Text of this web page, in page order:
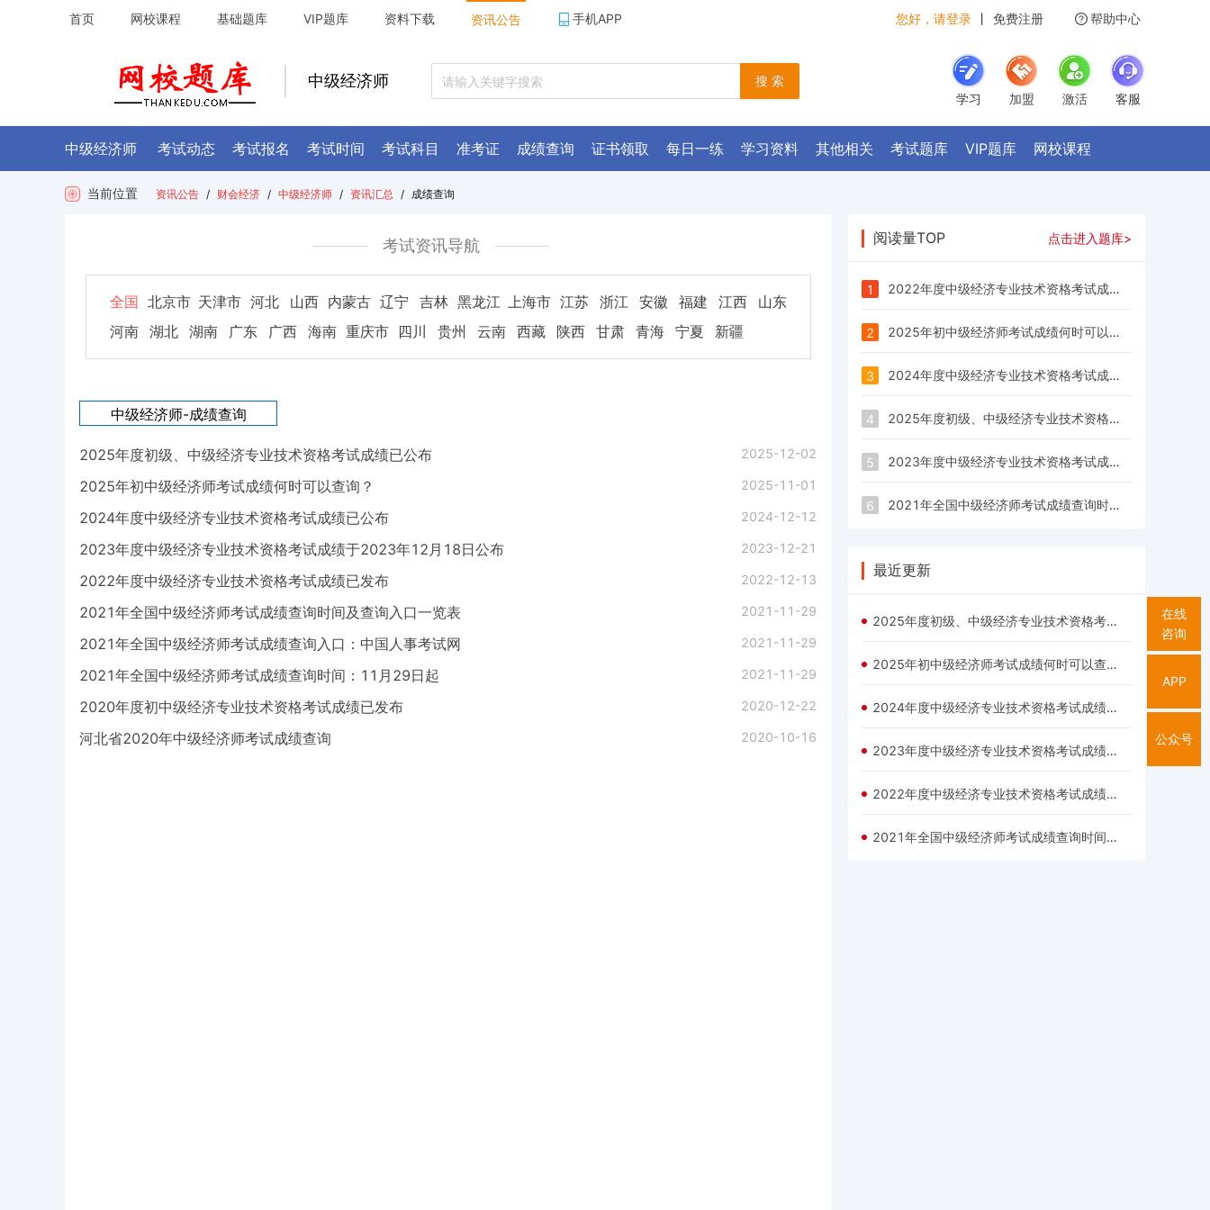
首页 网校课程 基础题库 VIP题库 资料下载 资讯公告 手机APP 您好，请登录 丨 免费注册 帮助中心
在线
咨询
APP
公众号
中级经济师
搜 索
学习
加盟 激活 客服
中级经济师 考试动态 考试报名 考试时间 考试科目 准考证 成绩查询 证书领取 每日一练 学习资料 其他相关 考试题库 VIP题库 网校课程
当前位置 资讯公告 / 财会经济 / 中级经济师 / 资讯汇总 / 成绩查询
考试资讯导航
全国 北京市 天津市 河北 山西 内蒙古 辽宁 吉林 黑龙江 上海市 江苏 浙江 安徽 福建 江西
山东
河南
湖北 湖南 广东 广西 海南 重庆市 四川 贵州 云南 西藏 陕西 甘肃 青海 宁夏 新疆
中级经济师-成绩查询
2025年度初级、中级经济专业技术资格考试成绩已公布 2025-12-02
2025年初中级经济师考试成绩何时可以查询？ 2025-11-01
2024年度中级经济专业技术资格考试成绩已公布 2024-12-12
2023年度中级经济专业技术资格考试成绩于2023年12月18日公布 2023-12-21
2022年度中级经济专业技术资格考试成绩已发布 2022-12-13
2021年全国中级经济师考试成绩查询时间及查询入口一览表 2021-11-29
2021年全国中级经济师考试成绩查询入口：中国人事考试网 2021-11-29
2021年全国中级经济师考试成绩查询时间：11月29日起 2021-11-29
2020年度初中级经济专业技术资格考试成绩已发布 2020-12-22
河北省2020年中级经济师考试成绩查询 2020-10-16
阅读量TOP 点击进入题库>
1 2022年度中级经济专业技术资格考试成绩已发布
2 2025年初中级经济师考试成绩何时可以查询？
3 2024年度中级经济专业技术资格考试成绩已公布
4 2025年度初级、中级经济专业技术资格考试成绩已公布
5 2023年度中级经济专业技术资格考试成绩于2023年12月18日公布
6 2021年全国中级经济师考试成绩查询时间及查询入口一览表
最近更新
2025年度初级、中级经济专业技术资格考试成绩已公布
2025年初中级经济师考试成绩何时可以查询？
2024年度中级经济专业技术资格考试成绩已公布
2023年度中级经济专业技术资格考试成绩于2023年12月18日公布
2022年度中级经济专业技术资格考试成绩已发布
2021年全国中级经济师考试成绩查询时间及查询入口一览表